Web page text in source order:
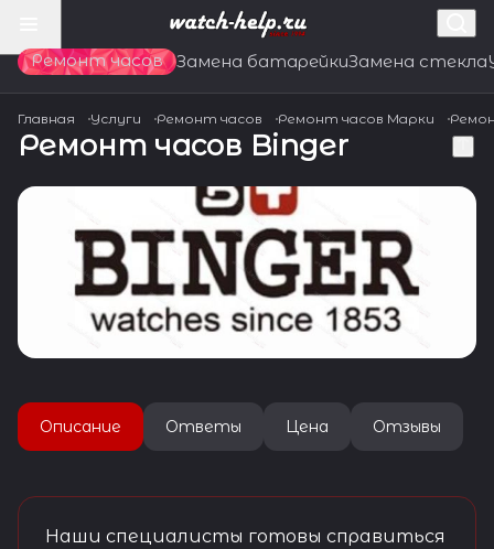
Ремонт часов Замена батарейкиЗамена стекла
Главная Услуги Ремонт часов Ремонт часов Марки
Ремонт часов Binger
Описание Ответы Цена Отзывы
Наши специалисты готовы справиться